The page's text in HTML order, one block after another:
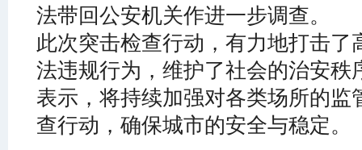
法带回公安机关作进一步调查。
此次突击检查行动，有力地打击
法违规行为，维护了社会的治安秩
表示，将持续加强对各类场所的监
查行动，确保城市的安全与稳定。